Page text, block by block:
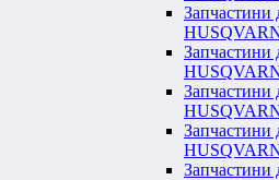
Запчастини
Запчастини
Запчастини
Запчастини
Запчастини